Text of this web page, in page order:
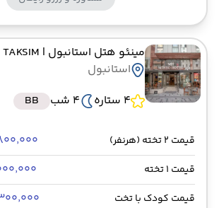
مینئو هتل استانبول | MINEO TAKSIM
استانبول
4 ستاره
4 شب BB
قیمت 2 تخته (هرنفر)
قیمت 1 تخته
قیمت کودک با تخت